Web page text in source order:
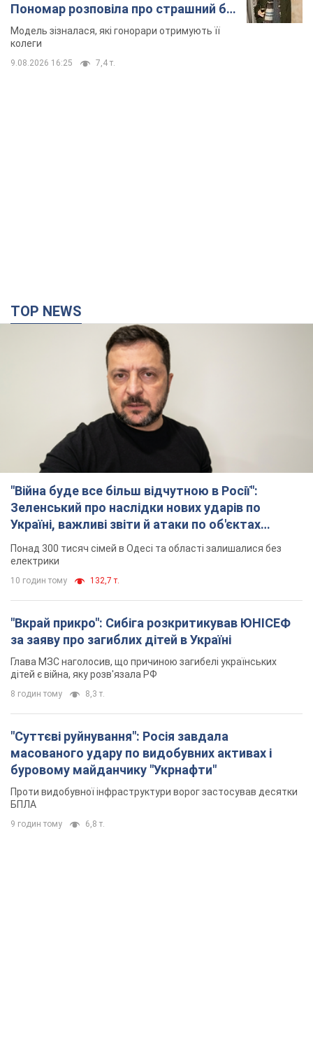
Пономар розповіла про страшний бік
модельної кар’єри
Модель зізналася, які гонорари отримують її
колеги
9.08.2026 16:25 7,4 т.
TOP NEWS
"Війна буде все більш відчутною в Росії":
Зеленський про наслідки нових ударів по
Україні, важливі звіти й атаки по об'єктах
ворога. Відео
Понад 300 тисяч сімей в Одесі та області залишалися без
електрики
10 годин тому 132,7 т.
"Вкрай прикро": Сибіга розкритикував ЮНІСЕФ
за заяву про загиблих дітей в Україні
Глава МЗС наголосив, що причиною загибелі українських
дітей є війна, яку розв'язала РФ
8 годин тому 8,3 т.
"Суттєві руйнування": Росія завдала
масованого удару по видобувних активах і
буровому майданчику "Укрнафти"
Проти видобувної інфраструктури ворог застосував десятки
БПЛА
9 годин тому 6,8 т.